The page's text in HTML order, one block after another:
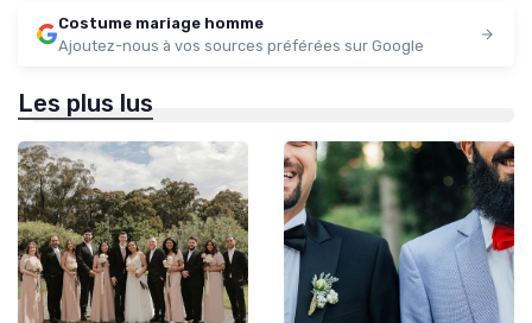
Costume mariage homme
Ajoutez-nous à vos sources préférées sur Google
Les plus lus